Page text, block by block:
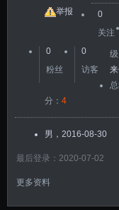
友 举报
0
关注
0
粉丝
0
访客
分： 4
男，2016-08-30
最后登录：2020-07-02
更多资料